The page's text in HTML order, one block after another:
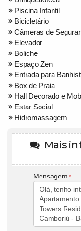
Piscina Infantil
Bicicletário
Câmeras de
Elevador
Boliche
Espaço Zen
Entrada para
Box de Praia
Hall Decorado e
Estar Social
Hidromassagem
Mais
Mensagem